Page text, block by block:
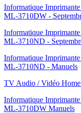
Informatique
ML-3710DW -
Informatique
ML-3710ND -
Informatique
ML-3710ND - Manuels
TV Audio / Vidéo
Informatique
ML-3710DW Manuels